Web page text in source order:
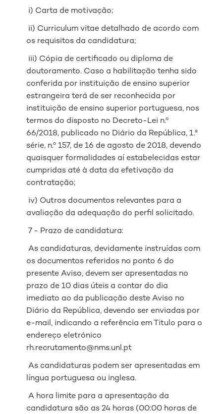
i) Carta de motivação;
ii) Curriculum vitae detalhado de acordo com
os requisitos da candidatura;
iii) Cópia de certificado ou diploma de
doutoramento. Caso a habilitação tenha sido
conferida por instituição de ensino superior
estrangeira terá de ser reconhecida por
instituição de ensino superior portuguesa, nos
termos do disposto no Decreto-Lei n.º
66/2018, publicado no Diário da República, 1.ª
série, n.º 157, de 16 de agosto de 2018, devendo
quaisquer formalidades aí estabelecidas estar
cumpridas até à data da efetivação da
contratação;
iv) Outros documentos relevantes para a
avaliação da adequação do perfil solicitado.
7 - Prazo de candidatura:
As candidaturas, devidamente instruídas com
os documentos referidos no ponto 6 do
presente Aviso, devem ser apresentadas no
prazo de 10 dias úteis a contar do dia
imediato ao da publicação deste Aviso no
Diário da República, devendo ser enviadas por
e-mail, indicando a referência em Titulo para o
endereço eletrónico
rh.recrutamento@nms.unl.pt
As candidaturas podem ser apresentadas em
língua portuguesa ou inglesa.
A hora limite para a apresentação da
candidatura são as 24 horas (00:00 horas de